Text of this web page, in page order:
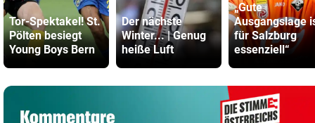
Tor-Spektakel! St.
Pölten besiegt
Young Boys Bern
Der nächste
Winter... | Genug
heiße Luft
„Gute
Ausgangslage
für Salzburg
essenziell“